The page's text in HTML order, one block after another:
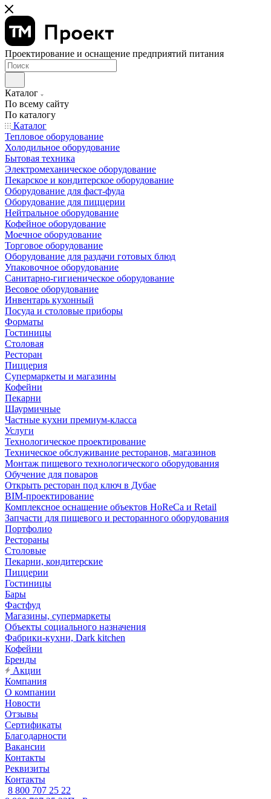
Проектирование и оснащение предприятий питания
Каталог
По всему сайту
По каталогу
Каталог
Тепловое оборудование
Холодильное оборудование
Бытовая техника
Электромеханическое оборудование
Пекарское и кондитерское оборудование
Оборудование для фаст-фуда
Оборудование для пиццерии
Нейтральное оборудование
Кофейное оборудование
Моечное оборудование
Торговое оборудование
Оборудование для раздачи готовых блюд
Упаковочное оборудование
Санитарно-гигиеническое оборудование
Весовое оборудование
Инвентарь кухонный
Посуда и столовые приборы
Форматы
Гостиницы
Столовая
Ресторан
Пиццерия
Супермаркеты и магазины
Кофейни
Пекарни
Шаурмичные
Частные кухни премиум-класса
Услуги
Технологическое проектирование
Техническое обслуживание ресторанов, магазинов
Монтаж пищевого технологического оборудования
Обучение для поваров
Открыть ресторан под ключ в Дубае
BIM-проектирование
Комплексное оснащение объектов HoReCa и Retail
Запчасти для пищевого и ресторанного оборудования
Портфолио
Рестораны
Столовые
Пекарни, кондитерские
Пиццерии
Гостиницы
Бары
Фастфуд
Магазины, супермаркеты
Объекты социального назначения
Фабрики-кухни, Dark kitchen
Кофейни
Бренды
Акции
Компания
О компании
Новости
Отзывы
Сертификаты
Благодарности
Вакансии
Контакты
Реквизиты
Контакты
8 800 707 25 22